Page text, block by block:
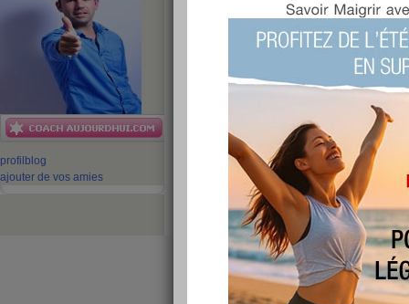
profil blog
ajouter de vos amies
Blog de
Mon Témoignage
Après la naissance de
apéros, les fêtes de